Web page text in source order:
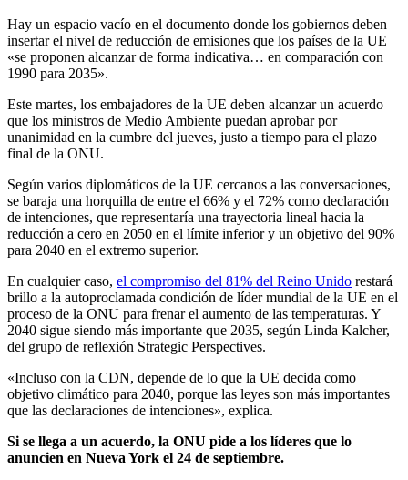
Hay un espacio vacío en el documento donde los gobiernos deben
insertar el nivel de reducción de emisiones que los países de la UE
«se proponen alcanzar de forma indicativa… en comparación con
1990 para 2035».
Este martes, los embajadores de la UE deben alcanzar un acuerdo
que los ministros de Medio Ambiente puedan aprobar por
unanimidad en la cumbre del jueves, justo a tiempo para el plazo
final de la ONU.
Según varios diplomáticos de la UE cercanos a las conversaciones,
se baraja una horquilla de entre el 66% y el 72% como declaración
de intenciones, que representaría una trayectoria lineal hacia la
reducción a cero en 2050 en el límite inferior y un objetivo del 90%
para 2040 en el extremo superior.
En cualquier caso, el compromiso del 81% del Reino Unido restará
brillo a la autoproclamada condición de líder mundial de la UE en el
proceso de la ONU para frenar el aumento de las temperaturas. Y
2040 sigue siendo más importante que 2035, según Linda Kalcher,
del grupo de reflexión Strategic Perspectives.
«Incluso con la CDN, depende de lo que la UE decida como
objetivo climático para 2040, porque las leyes son más importantes
que las declaraciones de intenciones», explica.
Si se llega a un acuerdo, la ONU pide a los líderes que lo
anuncien en Nueva York el 24 de septiembre.